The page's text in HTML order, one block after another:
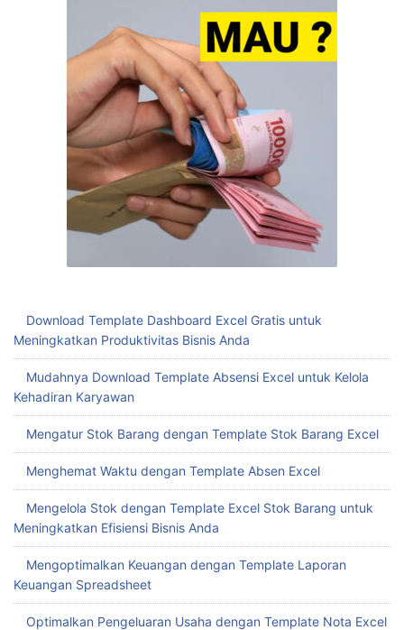
Download Template Dashboard Excel Gratis untuk
Meningkatkan Produktivitas Bisnis Anda
Mudahnya Download Template Absensi Excel untuk Kelola
Kehadiran Karyawan
Mengatur Stok Barang dengan Template Stok Barang Excel
Menghemat Waktu dengan Template Absen Excel
Mengelola Stok dengan Template Excel Stok Barang untuk
Meningkatkan Efisiensi Bisnis Anda
Mengoptimalkan Keuangan dengan Template Laporan
Keuangan Spreadsheet
Optimalkan Pengeluaran Usaha dengan Template Nota Excel